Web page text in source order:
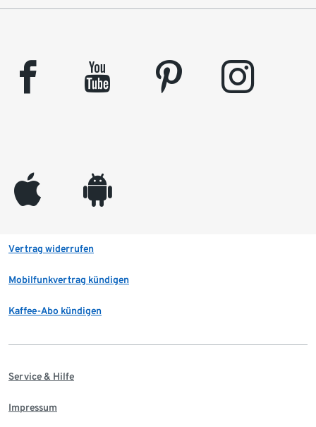
facebook youtube pinterest instagram
appleinc android
Vertrag widerrufen
Mobilfunkvertrag kündigen
Kaffee-Abo kündigen
Service & Hilfe
Impressum